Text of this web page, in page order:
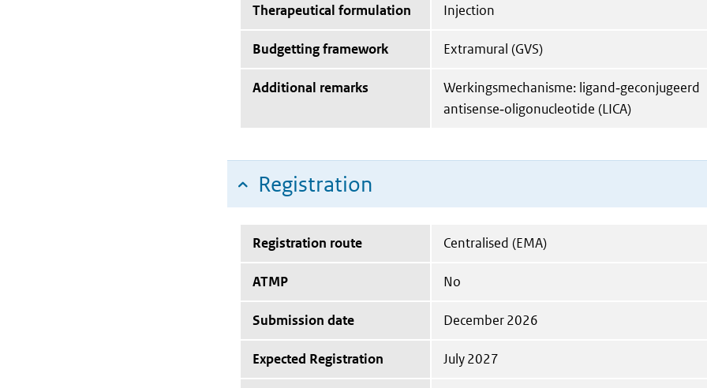
Therapeutical formulation Injection
Budgetting framework Extramural (GVS)
Additional remarks
Werkingsmechanisme: ligand‑geconjugeerd
antisense‑oligonucleotide (LICA)
Registration
Registration route Centralised (EMA)
ATMP No
Submission date December 2026
Expected Registration July 2027